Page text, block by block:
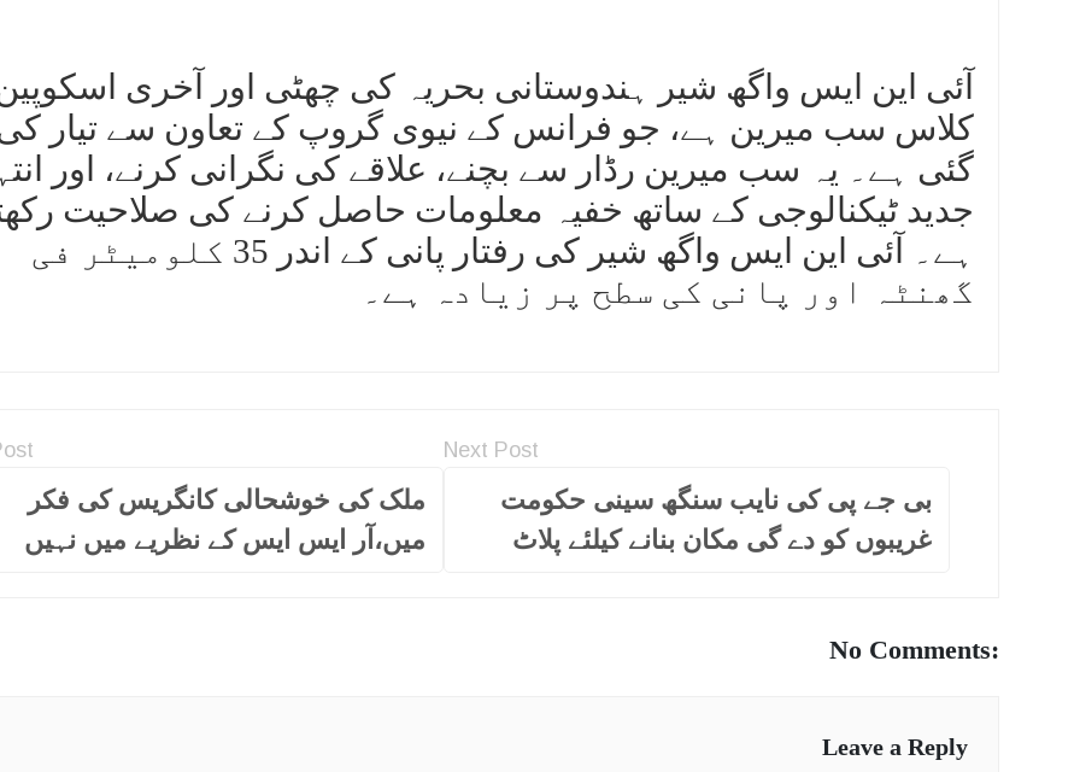
آئی این ایس واگھ شیر ہندوستانی بحریہ کی چھٹی اور آخری
کلاس سب میرین ہے، جو فرانس کے نیوی گروپ کے تعاون سے تیار
گئی ہے۔ یہ سب میرین رڈار سے بچنے، علاقے کی نگرانی کرنے، اور
جدید ٹیکنالوجی کے ساتھ خفیہ معلومات حاصل کرنے کی صلاحیت
ہے۔ آئی این ایس واگھ شیر کی رفتار پانی کے اندر 35 کلومیٹر فی
گھنٹہ اور پانی کی سطح پر زیادہ ہے۔
ملک کی خوشحالی کانگریس کی فکر
میں،آر ایس ایس کے نظریے میں نہیں
Next Post
بی جے پی کی نایب سنگھ سینی حکومت
غریبوں کو دے گی مکان بنانے کیلئے پلاٹ
No Comments:
Leave a Reply